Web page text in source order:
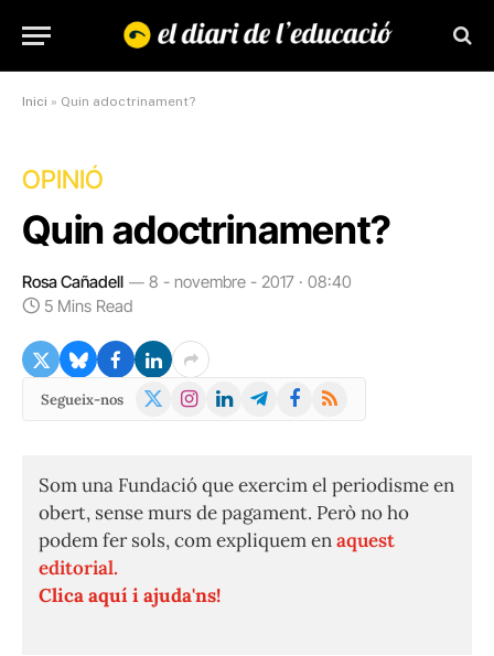
Inici » Quin adoctrinament?
OPINIÓ
Quin adoctrinament?
Rosa Cañadell
8 - novembre - 2017 · 08:40
5 Mins Read
Segueix-nos
X
Instagram
LinkedInTelegramFacebook
RSS
Som una Fundació que exercim el periodisme en
obert, sense murs de pagament. Però no ho
podem fer sols, com expliquem enaquest
editorial.
Clica aquí i ajuda'ns!